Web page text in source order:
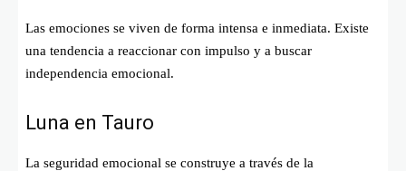
Las emociones se viven de forma intensa e inmediata. Existe
una tendencia a reaccionar con impulso y a buscar
independencia emocional.
Luna en Tauro
La seguridad emocional se construye a través de la